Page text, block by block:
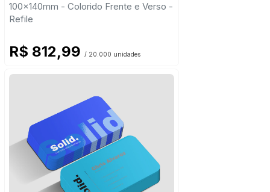
100x140mm - Colorido Frente e Verso -
Refile
R$ 812,99 / 20.000 unidades